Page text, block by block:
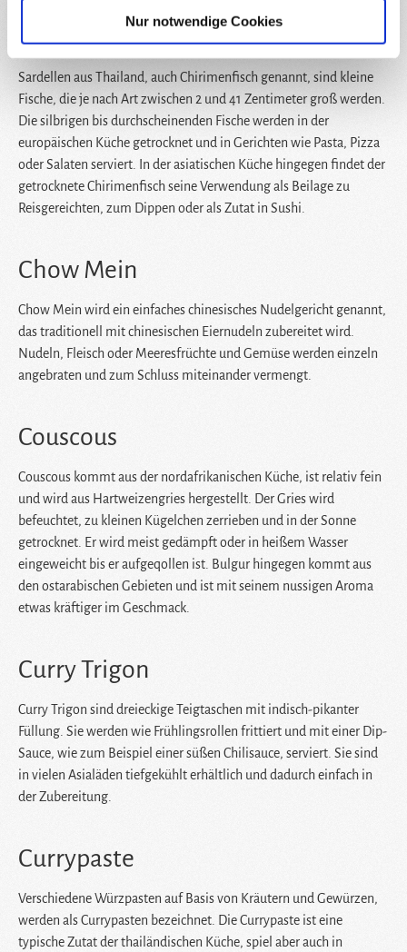
Nur notwendige Cookies
Chirimenfisch
Sardellen aus Thailand, auch Chirimenfisch genannt, sind kleine
Fische, die je nach Art zwischen 2 und 41 Zentimeter groß werden.
Die silbrigen bis durchscheinenden Fische werden in der
europäischen Küche getrocknet und in Gerichten wie Pasta, Pizza
oder Salaten serviert. In der asiatischen Küche hingegen findet der
getrocknete Chirimenfisch seine Verwendung als Beilage zu
Reisgereichten, zum Dippen oder als Zutat in Sushi.
Chow Mein
Chow Mein wird ein einfaches chinesisches Nudelgericht genannt,
das traditionell mit chinesischen Eiernudeln zubereitet wird.
Nudeln, Fleisch oder Meeresfrüchte und Gemüse werden einzeln
angebraten und zum Schluss miteinander vermengt.
Couscous
Couscous kommt aus der nordafrikanischen Küche, ist relativ fein
und wird aus Hartweizengries hergestellt. Der Gries wird
befeuchtet, zu kleinen Kügelchen zerrieben und in der Sonne
getrocknet. Er wird meist gedämpft oder in heißem Wasser
eingeweicht bis er aufgeqollen ist. Bulgur hingegen kommt aus
den ostarabischen Gebieten und ist mit seinem nussigen Aroma
etwas kräftiger im Geschmack.
Curry Trigon
Curry Trigon sind dreieckige Teigtaschen mit indisch-pikanter
Füllung. Sie werden wie Frühlingsrollen frittiert und mit einer Dip-
Sauce, wie zum Beispiel einer süßen Chilisauce, serviert. Sie sind
in vielen Asialäden tiefgekühlt erhältlich und dadurch einfach in
der Zubereitung.
Currypaste
Verschiedene Würzpasten auf Basis von Kräutern und Gewürzen,
werden als Currypasten bezeichnet. Die Currypaste ist eine
typische Zutat der thailändischen Küche, spiel aber auch in